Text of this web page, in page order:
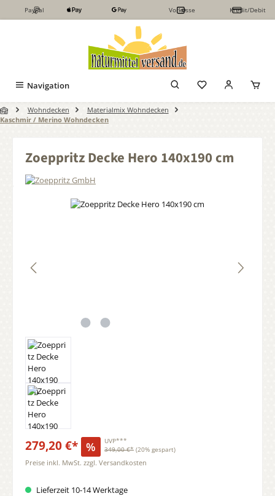
Zum Hauptinhalt springen
PayPal Vorkasse Kredit/Debit
Navigation
Wohndecken
Materialmix Wohndecken
Kaschmir / Merino Wohndecken
Zoeppritz Decke Hero 140x190 cm
Bildergalerie überspringen
279,20 €* %
UVP***
349,00 €* (20% gespart)
Preise inkl. MwSt. zzgl. Versandkosten
Lieferzeit 10-14 Werktage